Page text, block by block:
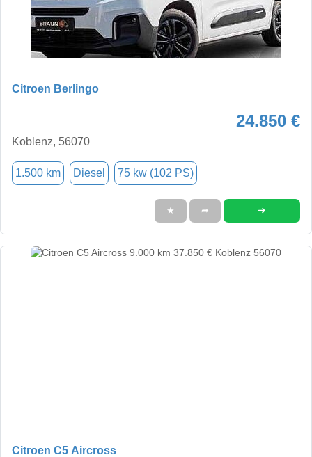
Citroen Berlingo
24.850 €
Koblenz, 56070
1.500 km Diesel 75 kw (102 PS)
★ ➦ ➜
Citroen C5 Aircross